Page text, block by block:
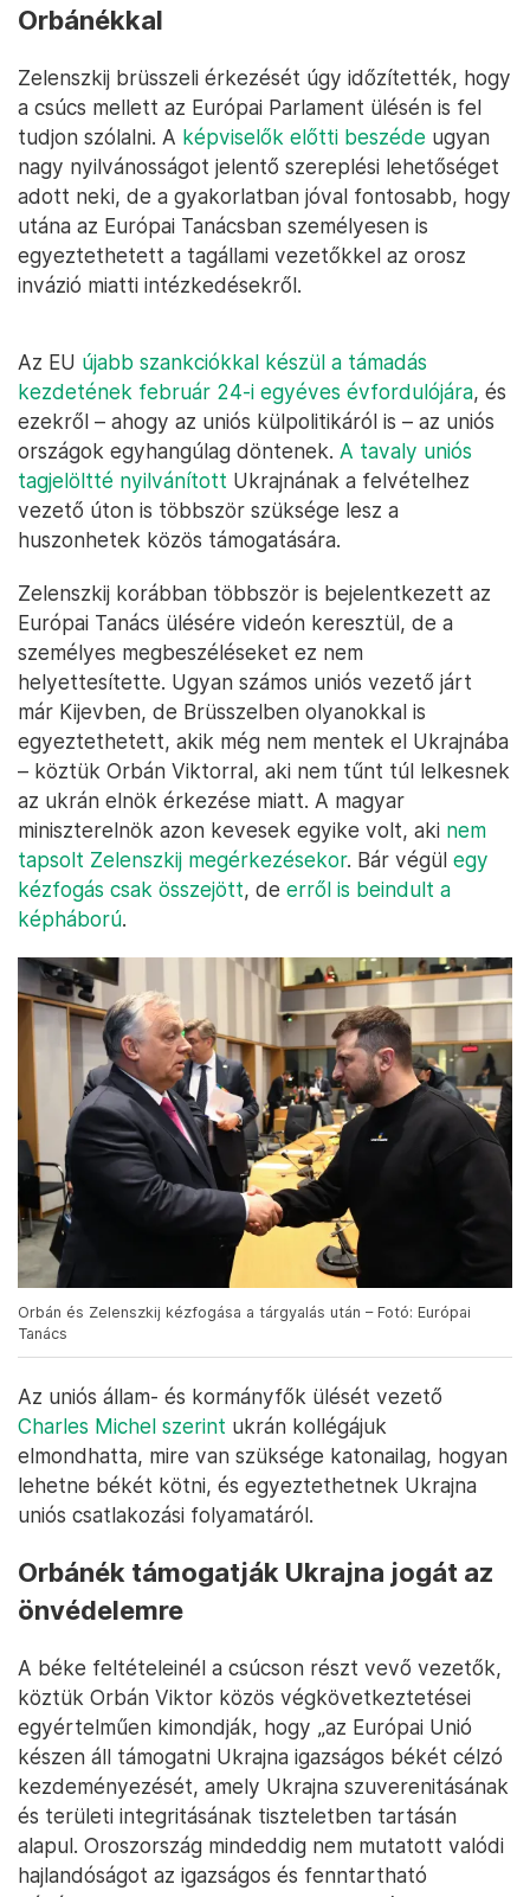
Orbánékkal
Zelenszkij brüsszeli érkezését úgy időzítették, hogy
a csúcs mellett az Európai Parlament ülésén is fel
tudjon szólalni. A képviselők előtti beszéde ugyan
nagy nyilvánosságot jelentő szereplési lehetőséget
adott neki, de a gyakorlatban jóval fontosabb, hogy
utána az Európai Tanácsban személyesen is
egyeztethetett a tagállami vezetőkkel az orosz
invázió miatti intézkedésekről.
Az EU újabb szankciókkal készül a támadás
kezdetének február 24-i egyéves évfordulójára, és
ezekről – ahogy az uniós külpolitikáról is – az uniós
országok egyhangúlag döntenek. A tavaly uniós
tagjelöltté nyilvánított Ukrajnának a felvételhez
vezető úton is többször szüksége lesz a
huszonhetek közös támogatására.
Zelenszkij korábban többször is bejelentkezett az
Európai Tanács ülésére videón keresztül, de a
személyes megbeszéléseket ez nem
helyettesítette. Ugyan számos uniós vezető járt
már Kijevben, de Brüsszelben olyanokkal is
egyeztethetett, akik még nem mentek el Ukrajnába
– köztük Orbán Viktorral, aki nem tűnt túl lelkesnek
az ukrán elnök érkezése miatt. A magyar
miniszterelnök azon kevesek egyike volt, aki nem
tapsolt Zelenszkij megérkezésekor. Bár végül egy
kézfogás csak összejött, de erről is beindult a
képháború.
Orbán és Zelenszkij kézfogása a tárgyalás után – Fotó: Európai
Tanács
Az uniós állam- és kormányfők ülését vezető
Charles Michel szerint ukrán kollégájuk
elmondhatta, mire van szüksége katonailag, hogyan
lehetne békét kötni, és egyeztethetnek Ukrajna
uniós csatlakozási folyamatáról.
Orbánék támogatják Ukrajna jogát az
önvédelemre
A béke feltételeinél a csúcson részt vevő vezetők,
köztük Orbán Viktor közös végkövetkeztetései
egyértelműen kimondják, hogy „az Európai Unió
készen áll támogatni Ukrajna igazságos békét célzó
kezdeményezését, amely Ukrajna szuverenitásának
és területi integritásának tiszteletben tartásán
alapul. Oroszország mindeddig nem mutatott valódi
hajlandóságot az igazságos és fenntartható